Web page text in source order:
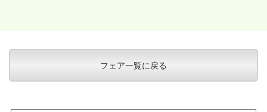
フェア一覧に戻る